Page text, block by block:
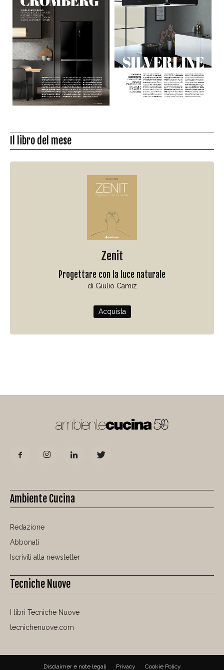
Il libro del mese
Zenit
Progettare con la luce naturale
di Giulio Camiz
Acquista
Ambiente Cucina
Redazione
Abbonati
Iscriviti alla newsletter
Tecniche Nuove
I libri Tecniche Nuove
tecnichenuove.com
Disclaimer e note legali Privacy Cookie Policy